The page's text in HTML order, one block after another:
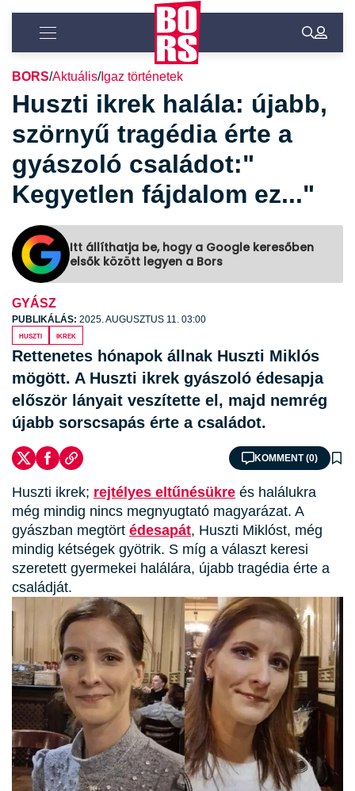
BORS/Aktuális/Igaz történetek
Huszti ikrek halála: újabb,
szörnyű tragédia érte a
gyászoló családot:"
Kegyetlen fájdalom ez..."
Itt állíthatja be, hogy a Google keresőben
elsők között legyen a Bors
GYÁSZ
PUBLIKÁLÁS: 2025. AUGUSZTUS 11. 03:00
Huszti
ikrek
Rettenetes hónapok állnak Huszti Miklós
mögött. A Huszti ikrek gyászoló édesapja
először lányait veszítette el, majd nemrég
újabb sorscsapás érte a családot.
KOMMENT (0)
Huszti ikrek; rejtélyes eltűnésükre és halálukra
még mindig nincs megnyugtató magyarázat. A
gyászban megtört édesapát, Huszti Miklóst, még
mindig kétségek gyötrik. S míg a választ keresi
szeretett gyermekei halálára, újabb tragédia érte a
családját.